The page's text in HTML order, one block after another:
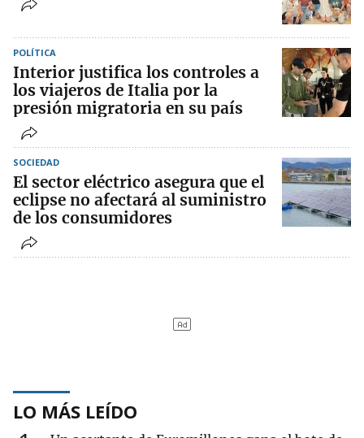
POLÍTICA
Interior justifica los controles a
los viajeros de Italia por la
presión migratoria en su país
SOCIEDAD
El sector eléctrico asegura que el
eclipse no afectará al suministro
de los consumidores
LO MÁS LEÍDO